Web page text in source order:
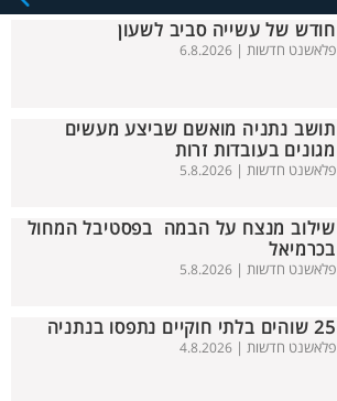
חודש של עשייה סביב לשעון
פלאשנט חדשות | 6.8.2026
תושב נתניה מואשם שביצע מעשים
מגונים בעובדות זרות
פלאשנט חדשות | 5.8.2026
שילוב מנצח על הבמה בפסטיבל המחול
בכרמיאל
פלאשנט חדשות | 5.8.2026
25 שוהים בלתי חוקיים נתפסו בנתניה
פלאשנט חדשות | 4.8.2026